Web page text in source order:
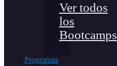
Ver todos
los
Bootcamps
Programas